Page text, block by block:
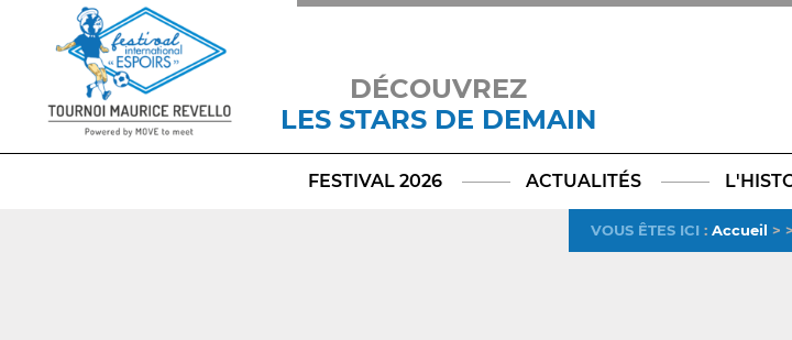
DÉCOUVREZ
LES STARS DE DEMAIN
TikTok
FESTIVAL 2026 ACTUALITÉS
VOUS ÊTES ICI : Accueil > >